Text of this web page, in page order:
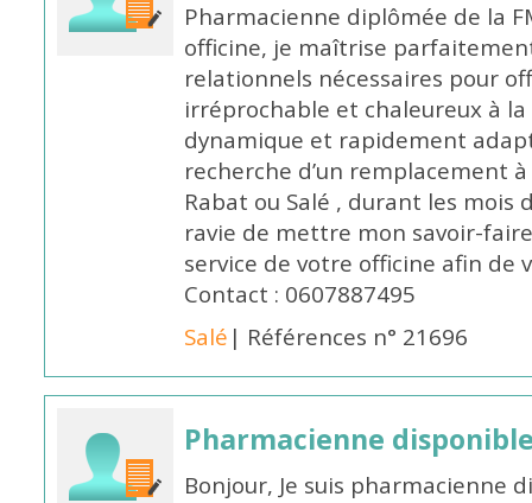
Pharmacienne diplômée de la
officine, je maîtrise
relationnels nécessaires pour
irréprochable et chaleureux à
dynamique et rapidement
recherche d’un remplacement
Rabat ou Salé , durant les mois
ravie de mettre mon savoir-
service de votre officine afin de
Contact : 0607887495
Salé | Références n° 21696
Pharmacienne
Bonjour, Je suis pharmacienne